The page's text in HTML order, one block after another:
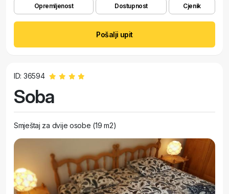
Opremljenost Dostupnost Cjenik
Pošalji upit
ID: 36594
Soba
Smještaj za dvije osobe (19 m2)